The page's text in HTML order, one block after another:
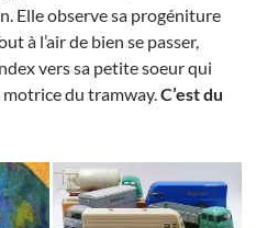
Elle observe sa progéniture
à l’air de bien se passer,
vers sa petite soeur qui
du tramway. C’est du